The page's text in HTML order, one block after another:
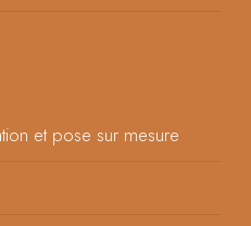
et pose sur mesure